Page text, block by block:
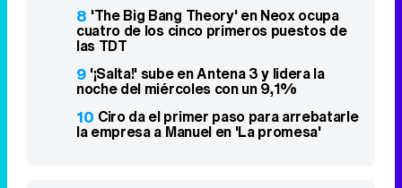
8 'The Big Bang Theory' en Neox ocupa
cuatro de los cinco primeros puestos de
las TDT
9 '¡Salta!' sube en Antena 3 y lidera la
noche del miércoles con un 9,1%
10 Ciro da el primer paso para arrebatarle
la empresa a Manuel en 'La promesa'